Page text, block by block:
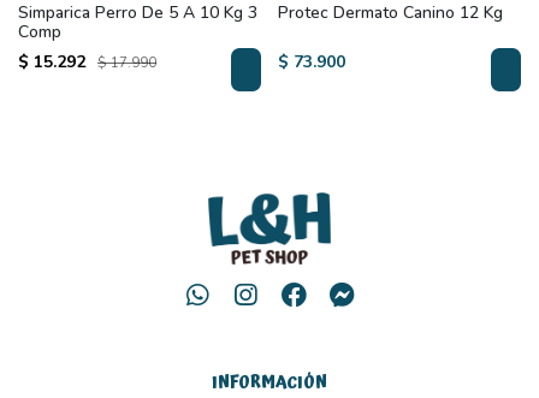
Simparica Perro De 5 A 10 Kg 3
Comp
$ 15.292
$ 17.990
Protec Dermato Canino 12 Kg
$ 73.900
INFORMACIÓN